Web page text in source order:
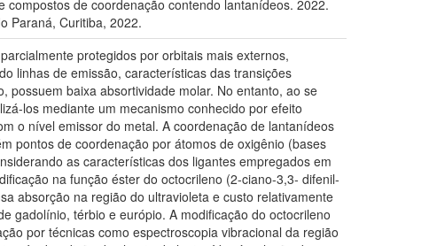
de coordenação contendo lantanídeos. 2022.
Paraná, Curitiba, 2022.
protegidos por orbitais mais externos,
linhas de emissão, características das transições
possuem baixa absortividade molar. No entanto, ao se
los mediante um mecanismo conhecido por efeito
o nível emissor do metal. A coordenação de lantanídeos
pontos de coordenação por átomos de oxigênio (bases
as características dos ligantes empregados em
na função éster do octocrileno (2-ciano-3,3- difenil-
absorção na região do ultravioleta e custo relativamente
gadolínio, térbio e európio. A modificação do octocrileno
por técnicas como espectroscopia vibracional da região